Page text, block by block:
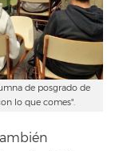
de posgrado de
lo que comes".